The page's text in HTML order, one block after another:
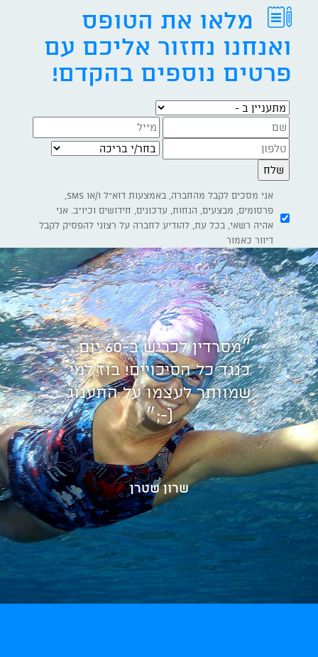
מלאו את הטופס
ואנחנו נחזור אליכם עם
פרטים נוספים בהקדם!
מתעניין ב -
בחר/י בריכה
פרסומים, מבצעים, הנחות, עדכונים, חידושים וכיו"ב. אני
אהיה רשאי, בכל עת, להודיע לחברה על רצוני להפסיק לקבל
דיוור כאמור
״מסרדין לכריש ב-60 יום...
כנגד כל הסיכויים! בוז למי
שמוותר לעצמו על התענוג
(-;״
שרון שטרן